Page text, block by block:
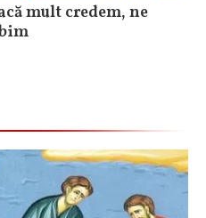
mult credem, ne